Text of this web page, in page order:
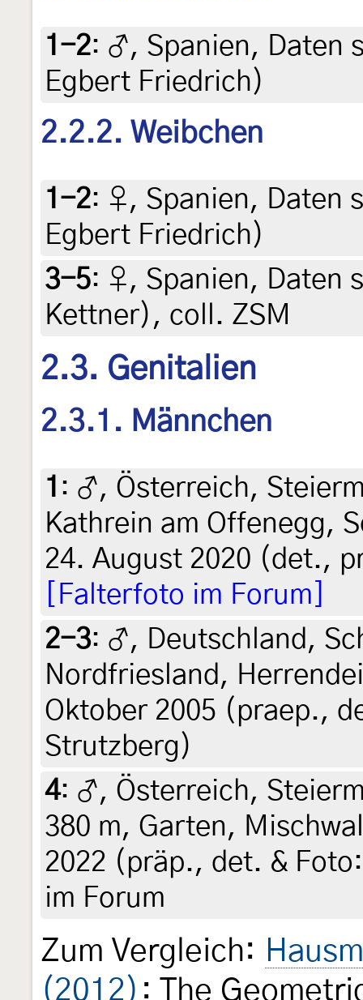
1-2: ♂, Spanien, Daten
Egbert Friedrich)
2.2.2. Weibchen
1-2: ♀, Spanien, Daten
Egbert Friedrich)
3-5: ♀, Spanien, Daten
Kettner), coll. ZSM
2.3. Genitalien
2.3.1. Männchen
1 : ♂, Österreich,
Kathrein am Offenegg,
24. August 2020 (det.,
[Falterfoto im Forum]
2-3: ♂, Deutschland,
Nordfriesland,
Oktober 2005 (praep.,
Strutzberg)
4: ♂, Österreich,
380 m, Garten,
2022 (präp., det. &
im Forum
Zum Vergleich:
(2012) : The